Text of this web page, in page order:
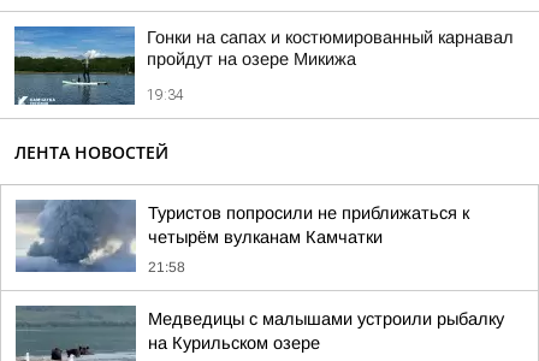
Гонки на сапах и костюмированный карнавал
пройдут на озере Микижа
19:34
ЛЕНТА НОВОСТЕЙ
Туристов попросили не приближаться к
четырём вулканам Камчатки
21:58
Медведицы с малышами устроили рыбалку
на Курильском озере